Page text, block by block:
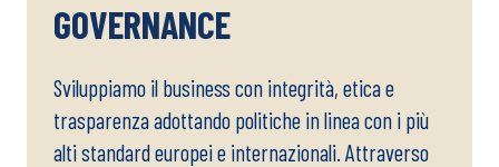
GOVERNANCE
Sviluppiamo il business con integrità, etica e
trasparenza adottando politiche in linea con i più
alti standard europei e internazionali. Attraverso